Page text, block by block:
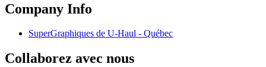
Company Info
SuperGraphiques de U-Haul - Québec
Collaborez avec nous